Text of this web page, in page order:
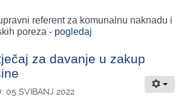
referent za komunalnu naknadu i
poreza - pogledaj
za davanje u zakup
05 SVIBANJ 2022